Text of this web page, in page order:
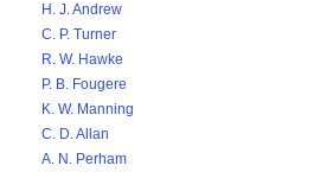
H. J. Andrew
C. P. Turner
R. W. Hawke
P. B. Fougere
K. W. Manning
C. D. Allan
A. N. Perham